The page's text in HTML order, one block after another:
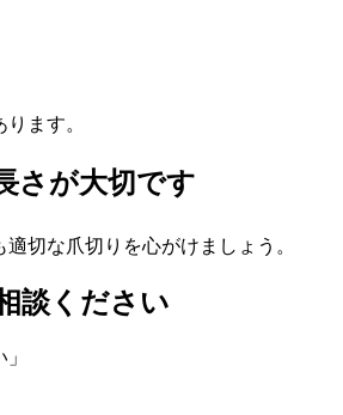
ます。
さが大切です
切な爪切りを心がけましょう。
談ください